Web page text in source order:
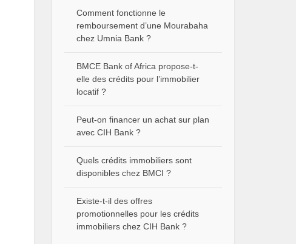
Comment fonctionne le
remboursement d’une Mourabaha
chez Umnia Bank ?
BMCE Bank of Africa propose-t-
elle des crédits pour l’immobilier
locatif ?
Peut-on financer un achat sur plan
avec CIH Bank ?
Quels crédits immobiliers sont
disponibles chez BMCI ?
Existe-t-il des offres
promotionnelles pour les crédits
immobiliers chez CIH Bank ?